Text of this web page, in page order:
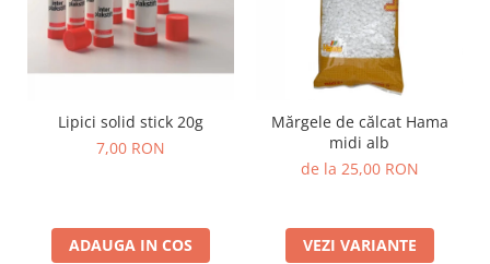
Lipici solid stick 20g
7,00 RON
ADAUGA IN COS
Mărgele de călcat Hama
midi alb
de la 25,00 RON
VEZI VARIANTE